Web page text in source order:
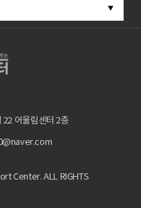
22 어울림센터 2층
Center. ALL RIGHTS